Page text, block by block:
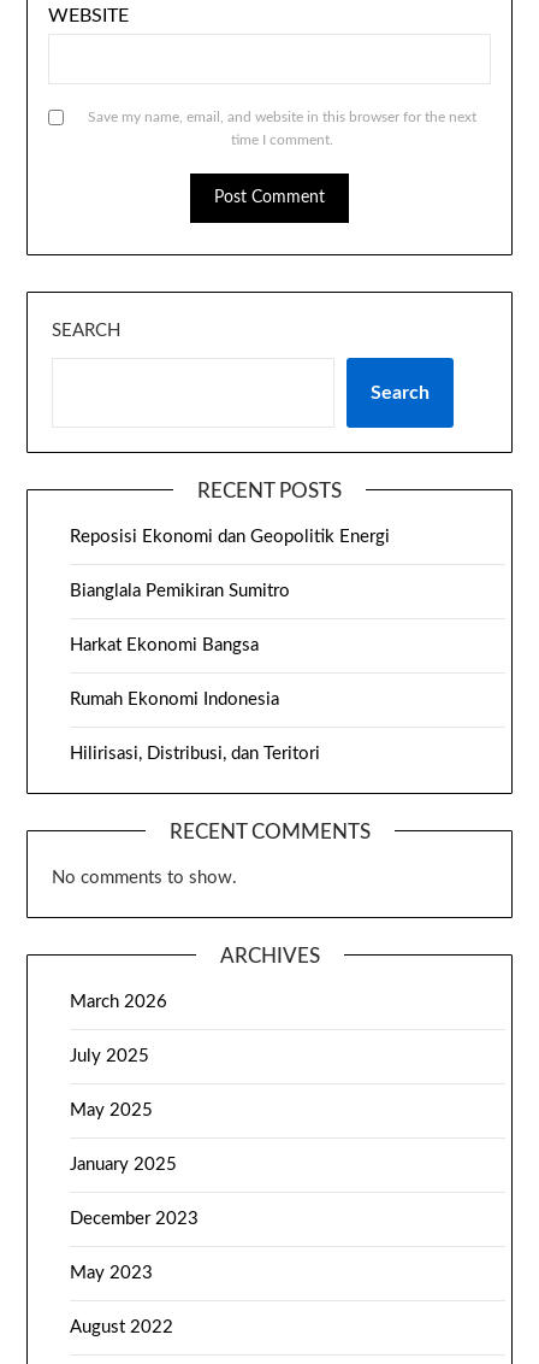
WEBSITE
Save my name, email, and website in this browser for the next
time I comment.
SEARCH
Search
RECENT POSTS
Reposisi Ekonomi dan Geopolitik Energi
Bianglala Pemikiran Sumitro
Harkat Ekonomi Bangsa
Rumah Ekonomi Indonesia
Hilirisasi, Distribusi, dan Teritori
RECENT COMMENTS
No comments to show.
ARCHIVES
March 2026
July 2025
May 2025
January 2025
December 2023
May 2023
August 2022